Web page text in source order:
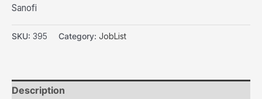
Sanofi
SKU: 395 Category: JobList
Description